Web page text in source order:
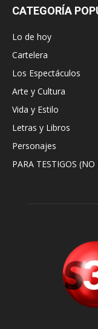
CATEGORÍA
Lo de hoy
Cartelera
Los Espectáculos
Arte y Cultura
Vida y Estilo
Letras y Libros
Personajes
PARA TESTIGOS (NO